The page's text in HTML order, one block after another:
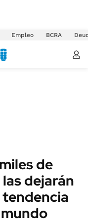
Empleo BCRA
de
dejarán
tendencia